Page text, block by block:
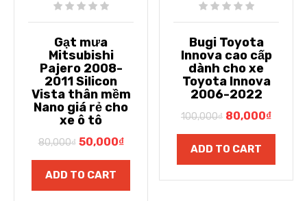
Gạt mưa
Mitsubishi
Pajero 2008-
2011 Silicon
Vista thân mềm
Nano giá rẻ cho
xe ô tô
80,000₫ 50,000₫
ADD TO CART
Bugi Toyota
Innova cao cấp
dành cho xe
Toyota Innova
2006-2022
100,000₫ 80,000₫
ADD TO CART